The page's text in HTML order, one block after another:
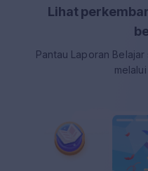
Lihat
Pantau Laporan